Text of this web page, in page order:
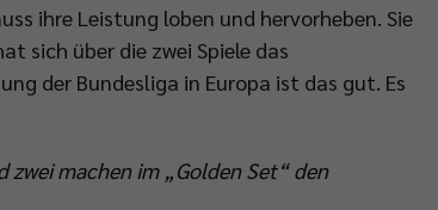
ihre Leistung loben und hervorheben. Sie
sich über die zwei Spiele das
der Bundesliga in Europa ist das gut. Es
zwei machen im „Golden Set“ den